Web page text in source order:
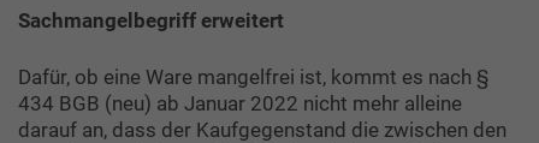
Sachmangelbegriff erweitert
Dafür, ob eine Ware mangelfrei ist, kommt es nach §
434 BGB (neu) ab Januar 2022 nicht mehr alleine
darauf an, dass der Kaufgegenstand die zwischen den